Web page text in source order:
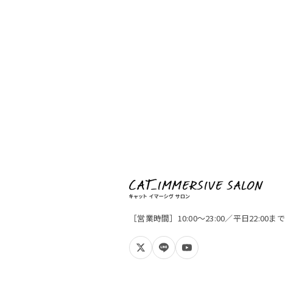
［営業時間］10:00〜23:00／平日22:00まで